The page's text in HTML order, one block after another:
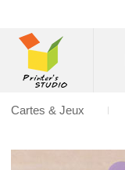
Cartes & Jeux